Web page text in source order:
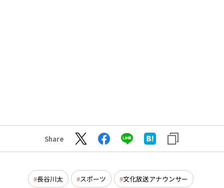
Share
長谷川太 スポーツ 文化放送アナウンサー